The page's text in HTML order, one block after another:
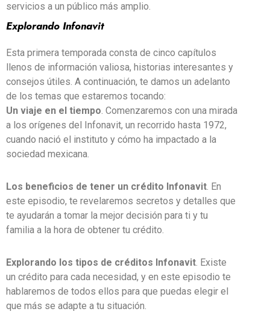
servicios a un público más amplio.
Explorando Infonavit
Esta primera temporada consta de cinco capítulos
llenos de información valiosa, historias interesantes y
consejos útiles. A continuación, te damos un adelanto
de los temas que estaremos tocando:
Un viaje en el tiempo. Comenzaremos con una mirada
a los orígenes del Infonavit, un recorrido hasta 1972,
cuando nació el instituto y cómo ha impactado a la
sociedad mexicana.
Los beneficios de tener un crédito Infonavit. En
este episodio, te revelaremos secretos y detalles que
te ayudarán a tomar la mejor decisión para ti y tu
familia a la hora de obtener tu crédito.
Explorando los tipos de créditos Infonavit. Existe
un crédito para cada necesidad, y en este episodio te
hablaremos de todos ellos para que puedas elegir el
que más se adapte a tu situación.